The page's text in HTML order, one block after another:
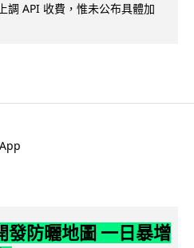
調 API 收費，惟未公布具體加
發防曬地圖 一日暴增